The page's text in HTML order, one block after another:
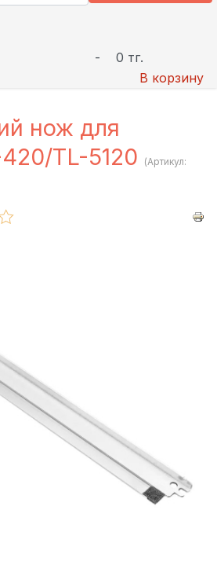
-
0 тг.
В корзину
нож для
TL-5120
(Артикул: